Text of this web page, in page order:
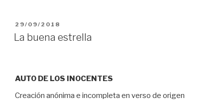
PUBLICADO
EL
29/09/2018
La buena estrella
AUTO DE LOS INOCENTES
Creación anónima e incompleta en verso de origen